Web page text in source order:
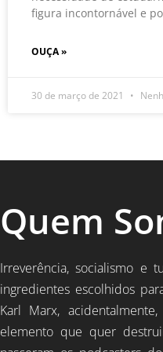
figura incontornável e
OUÇA »
30 de março de 2021
Quem
Irreverência, socialismo e
ingredientes escolhidos
Karl Marx,
elemento que quer